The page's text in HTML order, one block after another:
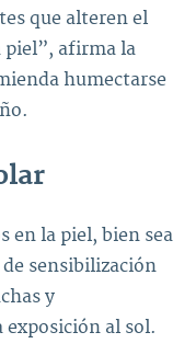
que alteren el
piel”, afirma la
humectarse
en la piel, bien sea
sensibilización
y
al sol.